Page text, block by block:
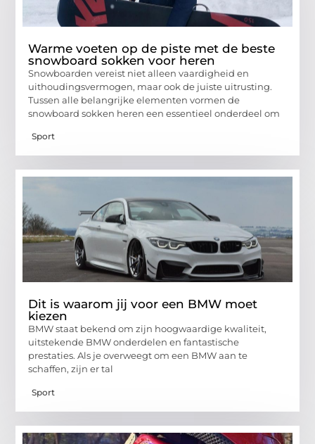
Warme voeten op de piste met de beste
snowboard sokken voor heren
Snowboarden vereist niet alleen vaardigheid en
uithoudingsvermogen, maar ook de juiste uitrusting.
Tussen alle belangrijke elementen vormen de
snowboard sokken heren een essentieel onderdeel om
Sport
Dit is waarom jij voor een BMW moet
kiezen
BMW staat bekend om zijn hoogwaardige kwaliteit,
uitstekende BMW onderdelen en fantastische
prestaties. Als je overweegt om een BMW aan te
schaffen, zijn er tal
Sport